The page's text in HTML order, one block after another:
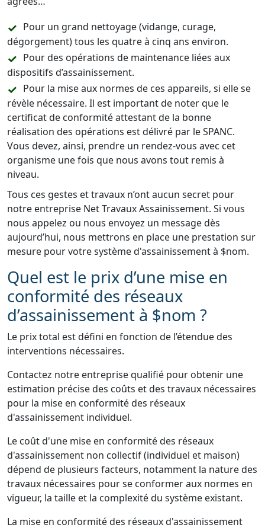
Pour un grand nettoyage (vidange, curage,
dégorgement) tous les quatre à cinq ans environ.
Pour des opérations de maintenance liées aux
dispositifs d’assainissement.
Pour la mise aux normes de ces appareils, si elle se
révèle nécessaire. Il est important de noter que le
certificat de conformité attestant de la bonne
réalisation des opérations est délivré par le SPANC.
Vous devez, ainsi, prendre un rendez-vous avec cet
organisme une fois que nous avons tout remis à
niveau.
Tous ces gestes et travaux n’ont aucun secret pour
notre entreprise Net Travaux Assainissement. Si vous
nous appelez ou nous envoyez un message dès
aujourd’hui, nous mettrons en place une prestation sur
mesure pour votre système d'assainissement à $nom.
Quel est le prix d’une mise en
conformité des réseaux
d’assainissement à $nom ?
Le prix total est défini en fonction de l’étendue des
interventions nécessaires.
Contactez notre entreprise qualifié pour obtenir une
estimation précise des coûts et des travaux nécessaires
pour la mise en conformité des réseaux
d'assainissement individuel.
Le coût d'une mise en conformité des réseaux
d'assainissement non collectif (individuel et maison)
dépend de plusieurs facteurs, notamment la nature des
travaux nécessaires pour se conformer aux normes en
vigueur, la taille et la complexité du système existant.
La mise en conformité des réseaux d'assainissement